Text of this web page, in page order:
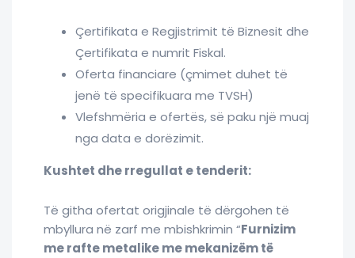
Çertifikata e Regjistrimit të Biznesit dhe
Çertifikata e numrit Fiskal.
Oferta financiare (çmimet duhet të
jenë të specifikuara me TVSH)
Vlefshmëria e ofertës, së paku një muaj
nga data e dorëzimit.
Kushtet dhe rregullat e tenderit:
Të githa ofertat origjinale të dërgohen të
mbyllura në zarf me mbishkrimin “Furnizim
me rafte metalike me mekanizëm të